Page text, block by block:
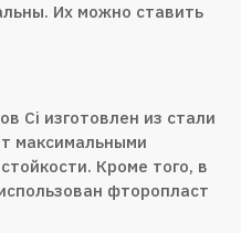
Их можно ставить
Ci изготовлен из стали
максимальными
Кроме того, в
фторопласт